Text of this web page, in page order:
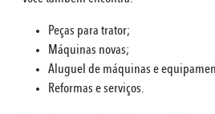
Peças para trator;
Máquinas novas;
Aluguel de máquinas e
Reformas e serviços.